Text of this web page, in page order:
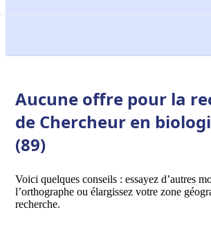
Aucune offre pour la
de Chercheur en
(89)
Voici quelques conseils : essayez d’autres
l’orthographe ou élargissez votre zone
recherche.